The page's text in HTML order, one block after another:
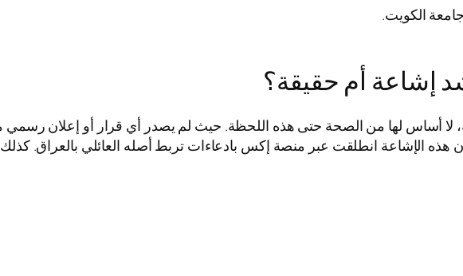
الكويت.
أم حقيقة؟
لها من الصحة حتى هذه اللحظة. حيث لم يصدر أي قرار أو إعلان رسمي
هذه الإشاعة انطلقت عبر منصة إكس بادعاءات تربط أصله العائلي بالعراق.